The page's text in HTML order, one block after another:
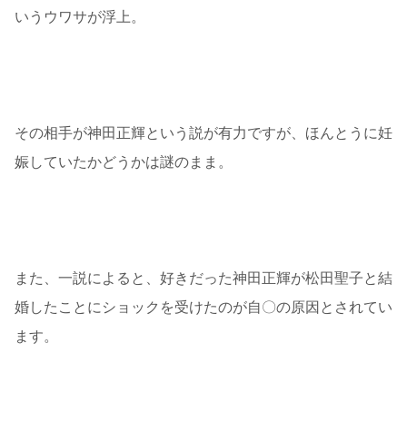
いうウワサが浮上。
その相手が神田正輝という説が有力ですが、ほんとうに妊
娠していたかどうかは謎のまま。
また、一説によると、好きだった神田正輝が松田聖子と結
婚したことにショックを受けたのが自〇の原因とされてい
ます。